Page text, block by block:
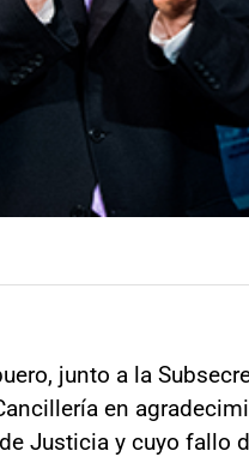
junto a la
en
Justicia y cuyo